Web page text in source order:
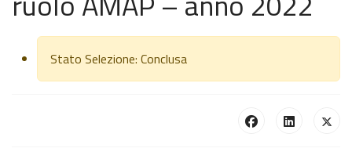
Stato Selezione: Conclusa